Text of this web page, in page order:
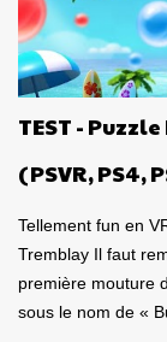
tout de suite dit :
portable! Ouiiii,
Marvel's Spider-
Steamdeck.
Steamdeck . Je
que l'aventure
pour la
TEST -
(PSVR, PS4,
Tellement fun en
Tremblay Il faut
première mouture
sous le nom de «